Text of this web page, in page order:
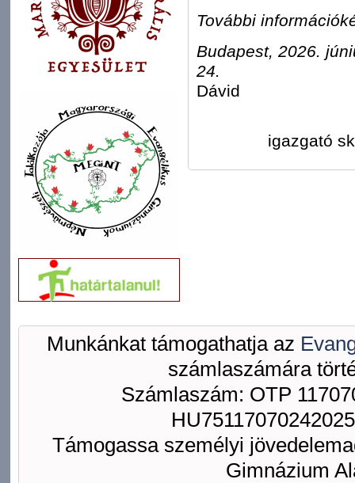
További
Budapest, 2026.
Dávid
igazgató
Munkánkat támogathatja az
számlaszámára
Számlaszám: OTP
Támogassa személyi
Gimnázium